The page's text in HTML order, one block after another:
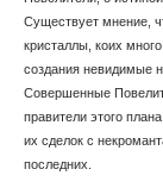
Существует мнение,
кристаллы, коих
создания невидимые
Совершенные
правители этого
их сделок с
последних.